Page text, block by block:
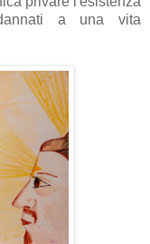
a una vita